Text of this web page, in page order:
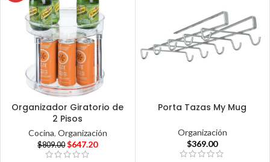
Organizador Giratorio de
2 Pisos
Cocina, Organización
$809.00 $647.20
Porta Tazas My Mug
Organización
$369.00